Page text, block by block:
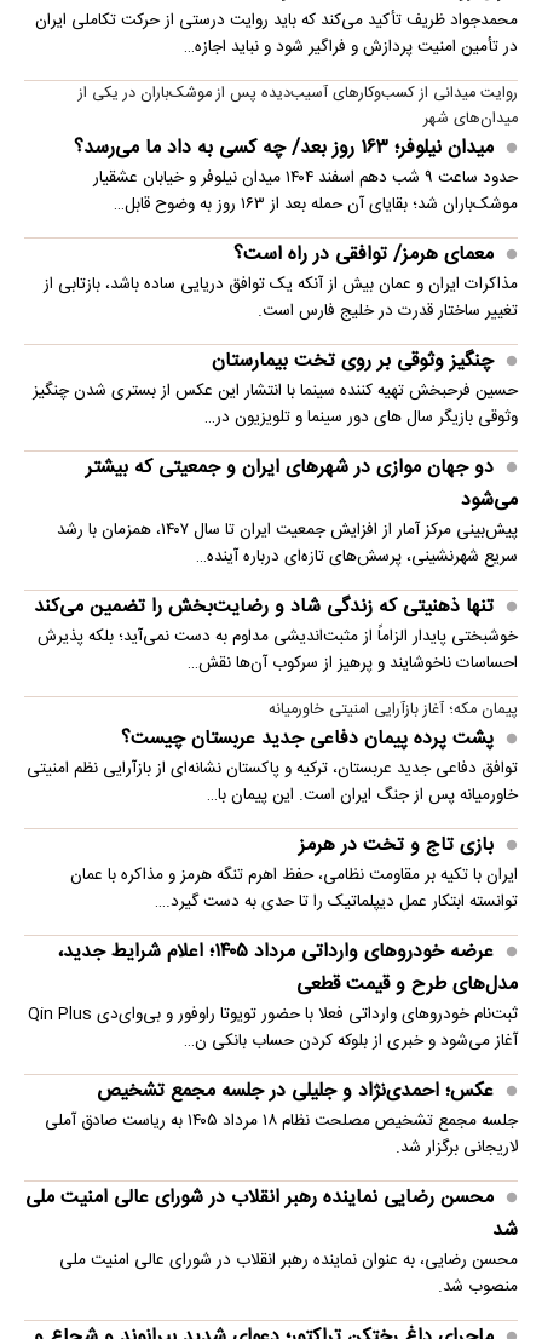
محمدجواد ظریف تأکید می‌کند که باید روایت درستی از حرکت تکاملی ایران
در تأمین امنیت پردازش و فراگیر شود و نباید اجازه…
روایت میدانی از کسب‌وکارهای آسیب‌دیده پس از موشک‌باران در یکی از
میدان‌های شهر
میدان نیلوفر؛ ۱۶۳ روز بعد/ چه کسی به داد ما می‌رسد؟
حدود ساعت ۹ شب دهم اسفند ۱۴۰۴ میدان نیلوفر و خیابان عشقیار
موشک‌باران شد؛ بقایای آن حمله بعد از ۱۶۳ روز به وضوح قابل…
معمای هرمز/ توافقی در راه است؟
مذاکرات ایران و عمان بیش از آنکه یک توافق دریایی ساده باشد، بازتابی از
تغییر ساختار قدرت در خلیج فارس است.
چنگیز وثوقی بر روی تخت بیمارستان
حسین فرحبخش تهیه کننده سینما با انتشار این عکس از بستری شدن چنگیز
وثوقی بازیگر سال های دور سینما و تلویزیون در…
دو جهان موازی در شهرهای ایران و جمعیتی که بیشتر
می‌شود
پیش‌بینی مرکز آمار از افزایش جمعیت ایران تا سال ۱۴۰۷، همزمان با رشد
سریع شهرنشینی، پرسش‌های تازه‌ای درباره آینده…
تنها ذهنیتی که زندگی شاد و رضایت‌بخش را تضمین می‌کند
خوشبختی پایدار الزاماً از مثبت‌اندیشی مداوم به دست نمی‌آید؛ بلکه پذیرش
احساسات ناخوشایند و پرهیز از سرکوب آن‌ها نقش…
پیمان مکه؛ آغاز بازآرایی امنیتی خاورمیانه
پشت پرده پیمان دفاعی جدید عربستان چیست؟
توافق دفاعی جدید عربستان، ترکیه و پاکستان نشانه‌ای از بازآرایی نظم امنیتی
خاورمیانه پس از جنگ ایران است. این پیمان با…
بازی تاج و تخت در هرمز
ایران با تکیه بر مقاومت نظامی، حفظ اهرم تنگه هرمز و مذاکره با عمان
توانسته ابتکار عمل دیپلماتیک را تا حدی به دست گیرد.…
عرضه خودروهای وارداتی مرداد ۱۴۰۵؛ اعلام شرایط جدید،
مدل‌های طرح و قیمت قطعی
ثبت‌نام خودروهای وارداتی فعلا با حضور تویوتا راوفور و بی‌وای‌دی Qin Plus
آغاز می‌شود و خبری از بلوکه‌ کردن حساب بانکی ن…
عکس؛ احمدی‌نژاد و جلیلی در جلسه مجمع تشخیص
جلسه مجمع تشخیص مصلحت نظام ۱۸ مرداد ۱۴۰۵ به ریاست صادق آملی
لاریجانی برگزار شد.
محسن رضایی نماینده رهبر انقلاب در شورای عالی امنیت ملی
شد
محسن رضایی، به عنوان نماینده رهبر انقلاب در شورای عالی امنیت ملی
منصوب شد.